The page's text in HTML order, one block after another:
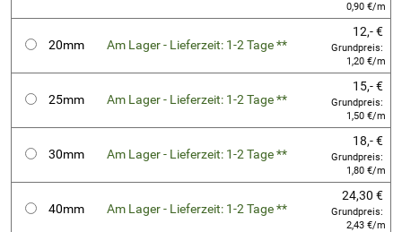
0,90 €/m
20mm Am Lager - Lieferzeit: 1-2 Tage **
12,- €
Grundpreis:
1,20 €/m
25mm Am Lager - Lieferzeit: 1-2 Tage **
15,- €
Grundpreis:
1,50 €/m
30mm Am Lager - Lieferzeit: 1-2 Tage **
18,- €
Grundpreis:
1,80 €/m
40mm Am Lager - Lieferzeit: 1-2 Tage **
24,30 €
Grundpreis:
2,43 €/m